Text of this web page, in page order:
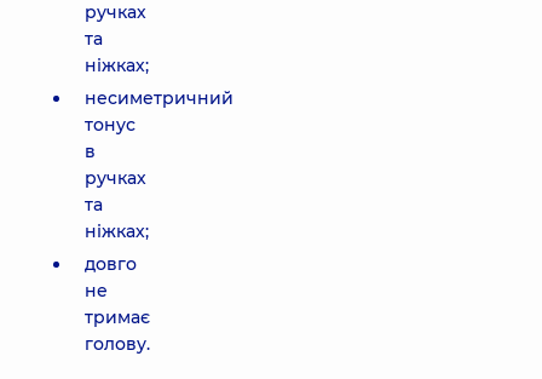
ручках
та
ніжках;
несиметричний
тонус
в
ручках
та
ніжках;
довго
не
тримає
голову.